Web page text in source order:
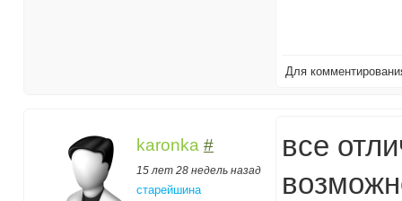
Для
karonka #
15 лет 28 недель назад
старейшина
все